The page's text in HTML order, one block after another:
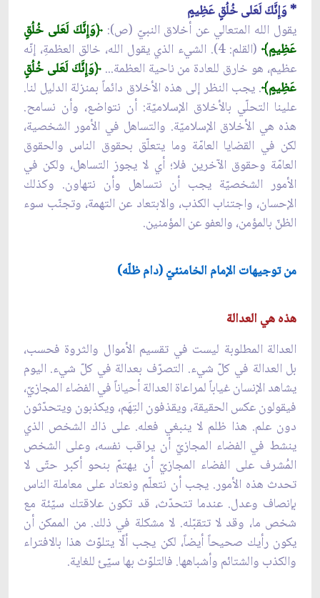
* وَإِنَّكَ لَعَلى خُلُقٍ عَظِيمٍ
يقول الله المتعالي عن أخلاق النبيّ (ص):﴿وَإِنَّكَ لَعَلى خُلُقٍ
عَظِيمٍ﴾
(القلم: 4). الشيء الذي يقول الله، خالق العظمةِ، إنّه
عظيم، هو خارق للعادة من ناحية العظمة...﴿وَإِنَّكَ لَعَلى خُلُقٍ
عَظِيمٍ﴾. يجب النظر إلى هذه الأخلاق دائماً بمنزلة الدليل لنا.
علينا التحلّي بالأخلاق الإسلاميّة: أن نتواضع، وأن نسامح.
هذه هي الأخلاق الإسلاميّة. والتساهل في الأمور الشخصية،
لكن في القضايا العامّة وما يتعلّق بحقوق الناس والحقوق
العامّة وحقوق الآخرين فلا؛ أي لا يجوز التساهل، ولكن في
الأمور الشخصيّة يجب أن نتساهل وأن نتهاون. وكذلك
الإحسان، واجتناب الكذب، والابتعاد عن التهمة، وتجنّب سوء
الظنّ بالمؤمن، والعفو عن المؤمنين.
من توجيهات الإمام الخامنئيّ (دام ظلّه)
هذه هي العدالة
العدالة المطلوبة ليست في تقسيم الأموال والثروة فحسب،
بل العدالة في كلّ شيء. التصرّف بعدالة في كلّ شيء. اليوم
يشاهد الإنسان غياباً لمراعاة العدالة أحياناً في الفضاء المجازيّ،
فيقولون عكس الحقيقة، ويقذفون التِهَم، ويكذبون ويتحدّثون
دون علم. هذا ظلم لا ينبغي فعله. على ذاك الشخص الذي
ينشط في الفضاء المجازيّ أن يراقب نفسه، وعلى الشخص
المُشرف على الفضاء المجازيّ أن يهتمّ بنحو أكبر حتّى لا
تحدث هذه الأمور. يجب أن نتعلّم ونعتاد على معاملة الناس
بإنصاف وعدل. عندما تتحدّث، قد تكون علاقتك سيّئة مع
شخص ما، وقد لا تتقبّله. لا مشكلة في ذلك. من الممكن أن
يكون رأيك صحيحاً أيضاً، لكن يجب ألّا يتلوّث هذا بالافتراء
والكذب والشتائم وأشباهها. فالتلوّث بها سيّئ للغاية.